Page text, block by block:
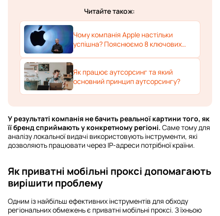
Читайте також:
Чому компанія Apple настільки
успішна? Пояснюємо 8 ключових
Як працює аутсорсинг та який
основний принцип аутсорсингу?
У результаті компанія не бачить реальної картини того, як
її бренд сприймають у конкретному регіоні. Саме тому для
аналізу локальної видачі використовують інструменти, які
дозволяють працювати через IP-адреси потрібної країни.
Як приватні мобільні проксі допомагають
вирішити проблему
Одним із найбільш ефективних інструментів для обходу
регіональних обмежень є приватні мобільні проксі. З їхньою